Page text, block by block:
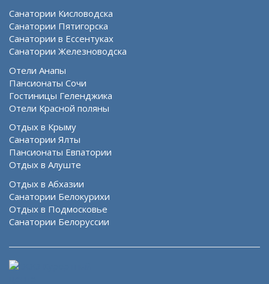
Санатории Кисловодска
Санатории Пятигорска
Санатории в Ессентуках
Санатории Железноводска
Отели Анапы
Пансионаты Сочи
Гостиницы Геленджика
Отели Красной поляны
Отдых в Крыму
Санатории Ялты
Пансионаты Евпатории
Отдых в Алуште
Отдых в Абхазии
Санатории Белокурихи
Отдых в Подмосковье
Санатории Белоруссии